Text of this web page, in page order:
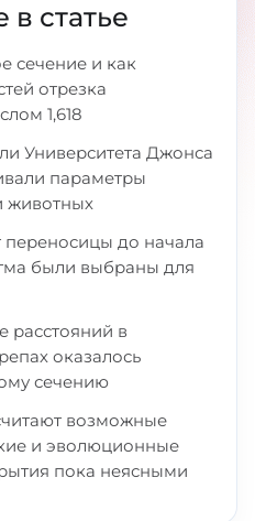
в статье
сечение и как
отрезка
1,618
Университета Джонса
параметры
животных
до начала
были выбраны для
расстояний в
оказалось
сечению
возможные
и эволюционные
пока неясными